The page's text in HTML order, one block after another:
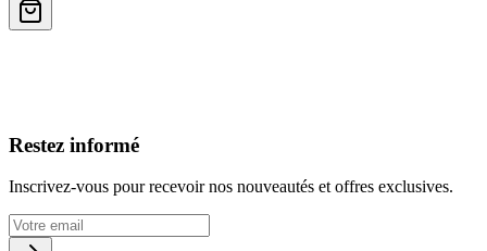
Restez informé
Inscrivez-vous pour recevoir nos nouveautés et offres exclusives.